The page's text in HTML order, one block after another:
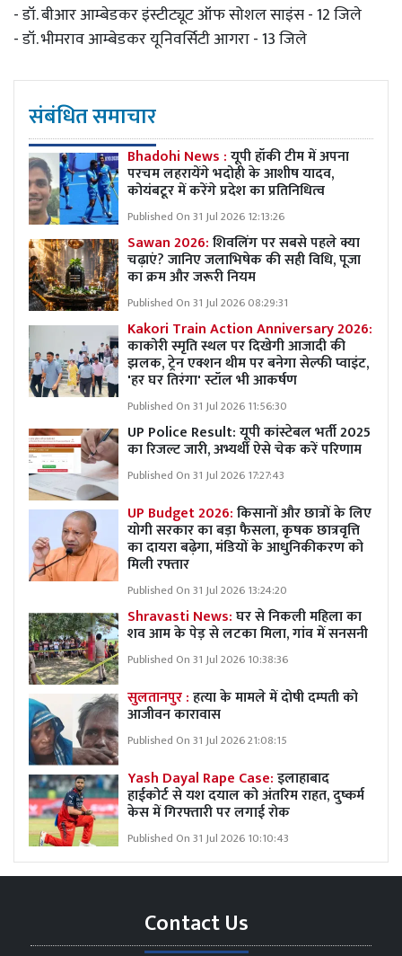
- डॉ. बीआर आम्बेडकर इंस्टीट्यूट ऑफ सोशल साइंस - 12 जिले
- डॉ. भीमराव आम्बेडकर यूनिवर्सिटी आगरा - 13 जिले
संबंधित समाचार
Bhadohi News :यूपी हॉकी टीम में अपना
परचम लहरायेंगे भदोही के आशीष यादव,
कोयंबटूर में करेंगे प्रदेश का प्रतिनिधित्व
Published On 31 Jul 2026 12:13:26
Sawan 2026:शिवलिंग पर सबसे पहले क्या
चढ़ाएं? जानिए जलाभिषेक की सही विधि, पूजा
का क्रम और जरूरी नियम
Published On 31 Jul 2026 08:29:31
Kakori Train Action Anniversary 2026:
काकोरी स्मृति स्थल पर दिखेगी आजादी की
झलक, ट्रेन एक्शन थीम पर बनेगा सेल्फी प्वाइंट,
'हर घर तिरंगा' स्टॉल भी आकर्षण
Published On 31 Jul 2026 11:56:30
UP Police Result: यूपी कांस्टेबल भर्ती 2025
का रिजल्ट जारी, अभ्यर्थी ऐसे चेक करें परिणाम
Published On 31 Jul 2026 17:27:43
UP Budget 2026:किसानों और छात्रों के लिए
योगी सरकार का बड़ा फैसला, कृषक छात्रवृत्ति
का दायरा बढ़ेगा, मंडियों के आधुनिकीकरण को
मिली रफ्तार
Published On 31 Jul 2026 13:24:20
Shravasti News:घर से निकली महिला का
शव आम के पेड़ से लटका मिला, गांव में सनसनी
Published On 31 Jul 2026 10:38:36
सुलतानपुर :हत्या के मामले में दोषी दम्पती को
आजीवन कारावास
Published On 31 Jul 2026 21:08:15
Yash Dayal Rape Case:इलाहाबाद
हाईकोर्ट से यश दयाल को अंतरिम राहत, दुष्कर्म
केस में गिरफ्तारी पर लगाई रोक
Published On 31 Jul 2026 10:10:43
Contact Us